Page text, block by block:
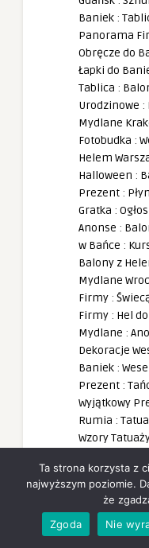
Baniek :
Panorama
Obręcze do
Łapki do
Tablica :
Urodzinowe :
Mydlane
Fotobudka :
Helem
Halloween :
Prezent :
Gratka :
Anonse :
w Bańce :
Balony z
Mydlane
Firmy :
Firmy : Hel
Mydlane :
Dekoracje
Baniek :
Prezent :
Wyjątkowy
Rumia :
Wzory
Brokatowe :
Szablony
Rumia:
Dekoracje
Ta strona korzysta z
najwyższym poziomie.
że
Zgoda
Nie